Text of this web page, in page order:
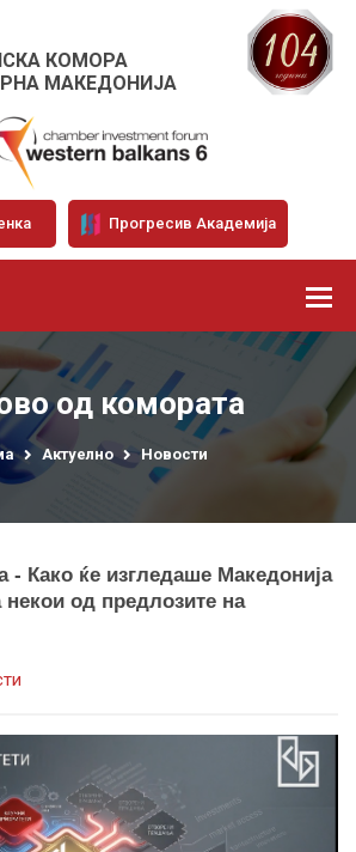
КОМОРА
МАКЕДОНИЈА
Прогресив Академија
од комората
Актуелно Новости
- Како ќе изгледаше Македонија
од предлозите на